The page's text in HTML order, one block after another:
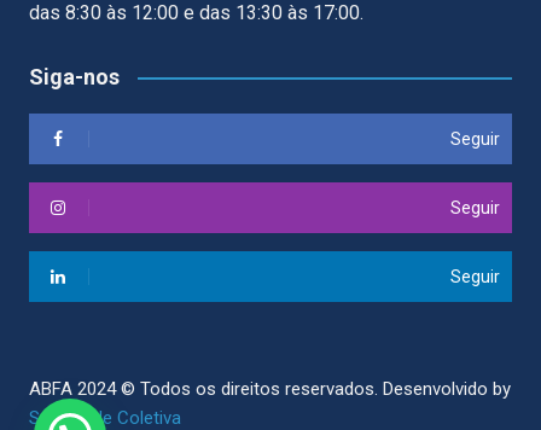
das 8:30 às 12:00 e das 13:30 às 17:00.
Siga-nos
Seguir
Seguir
Seguir
ABFA 2024 © Todos os direitos reservados. Desenvolvido by
Sociedade Coletiva